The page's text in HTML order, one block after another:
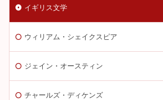
イギリス文学
ウィリアム・シェイクスピア
ジェイン・オースティン
チャールズ・ディケンズ